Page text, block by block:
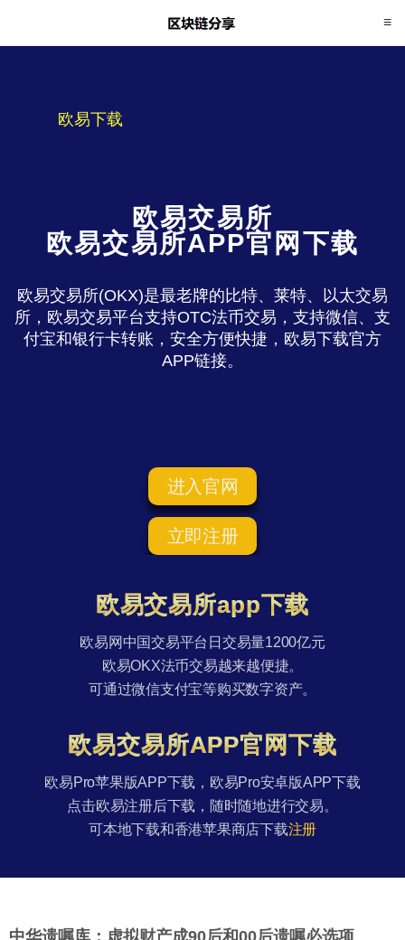
欧易下载
欧易交易所
欧易交易所APP官网下载
欧易交易所(OKX)是最老牌的比特、莱特、以太交易
所，欧易交易平台支持OTC法币交易，支持微信、支
付宝和银行卡转账，安全方便快捷，欧易下载官方
APP链接。
进入官网
立即注册
欧易交易所app下载
欧易网中国交易平台日交易量1200亿元
欧易OKX法币交易越来越便捷。
可通过微信支付宝等购买数字资产。
欧易交易所APP官网下载
欧易Pro苹果版APP下载，欧易Pro安卓版APP下载
点击欧易注册后下载，随时随地进行交易。
可本地下载和香港苹果商店下载注册
中华遗嘱库：虚拟财产成90后和00后遗嘱必选项